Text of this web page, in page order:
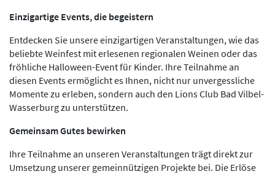
Einzigartige Events, die begeistern
Entdecken Sie unsere einzigartigen Veranstaltungen, wie das
beliebte Weinfest mit erlesenen regionalen Weinen oder das
fröhliche Halloween-Event für Kinder. Ihre Teilnahme an
diesen Events ermöglicht es Ihnen, nicht nur unvergessliche
Momente zu erleben, sondern auch den Lions Club Bad Vilbel-
Wasserburg zu unterstützen.
Gemeinsam Gutes bewirken
Ihre Teilnahme an unseren Veranstaltungen trägt direkt zur
Umsetzung unserer gemeinnützigen Projekte bei. Die Erlöse